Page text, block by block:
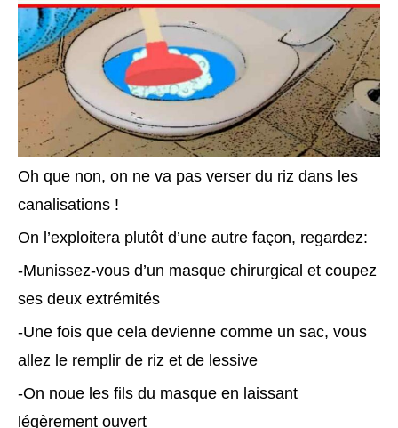
Oh que non, on ne va pas verser du riz dans les
canalisations !
On l’exploitera plutôt d’une autre façon, regardez:
-Munissez-vous d’un masque chirurgical et coupez
ses deux extrémités
-Une fois que cela devienne comme un sac, vous
allez le remplir de riz et de lessive
-On noue les fils du masque en laissant
légèrement ouvert